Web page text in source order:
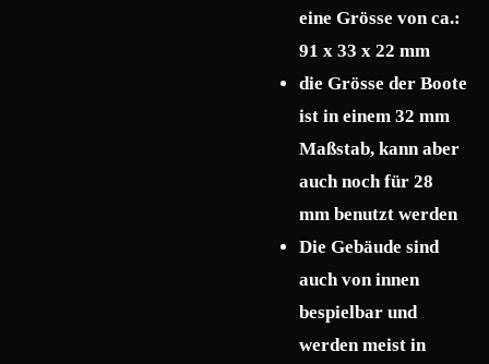
eine Grösse von ca.:
91 x 33 x 22 mm
die Grösse der Boote
ist in einem 32 mm
Maßstab, kann aber
auch noch für 28
mm benutzt werden
Die Gebäude sind
auch von innen
bespielbar und
werden meist in